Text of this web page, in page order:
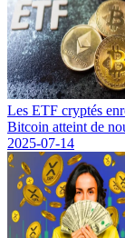
Les ETF cryptés
Bitcoin atteint de
2025-07-14